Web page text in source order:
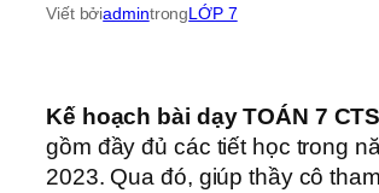
Viết bởiadmintrongLỚP 7
Kế hoạch bài dạy TOÁN 7
gồm đầy đủ các tiết học trong
2023. Qua đó, giúp thầy cô